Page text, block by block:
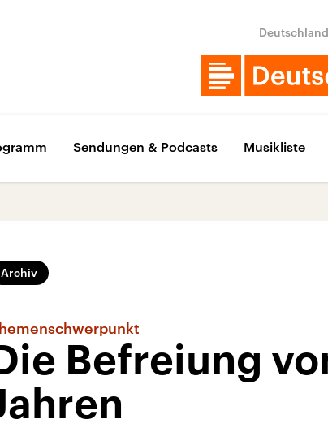
Sendungen & Podcasts Musikliste
Archiv
Die Befreiung